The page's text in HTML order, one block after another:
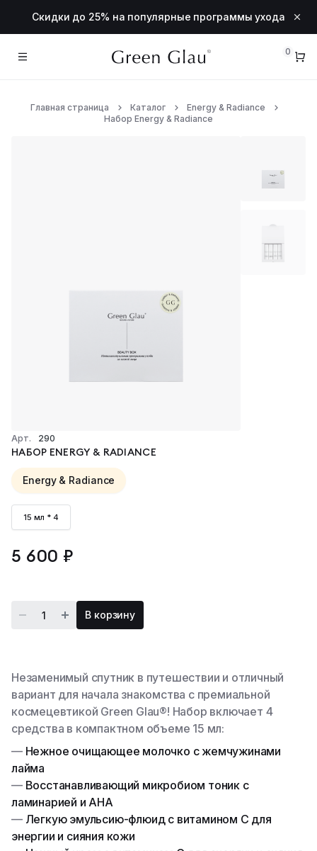
Скидки до 25% на популярные программы ухода
0
Главная страница Каталог
Energy & Radiance
Набор Energy & Radiance
Арт. 290
НАБОР ENERGY & RADIANCE
Energy & Radiance
15 мл * 4
5 600 ₽
В корзину
Незаменимый спутник в путешествии и отличный
вариант для начала знакомства с премиальной
космецевтикой Green Glau®! Набор включает 4
средства в компактном объеме 15 мл:
— Нежное очищающее молочко с жемчужинами
лайма
— Восстанавливающий микробиом тоник с
ламинарией и AHA
— Легкую эмульсию-флюид с витамином С для
энергии и сияния кожи
Линии
Тонизация
Активные бустеры
Сыворотки
Кремы и крем-маски
Средство для глаз
Тело
Молочко для тела
Все товары